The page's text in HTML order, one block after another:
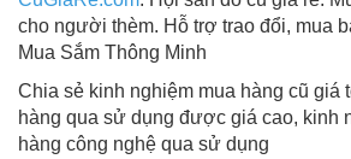
cho người thèm. Hỗ trợ trao đổi, mua
Mua Sắm Thông Minh
Chia sẻ kinh nghiệm mua hàng cũ giá
hàng qua sử dụng được giá cao, kinh
hàng công nghệ qua sử dụng